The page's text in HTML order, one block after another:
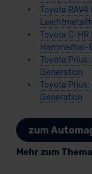
Toyota RAV4
Toyota C-HR
Hammerhai-
Toyota
Generation
Toyota
Generation
zum
Mehr zum Thema